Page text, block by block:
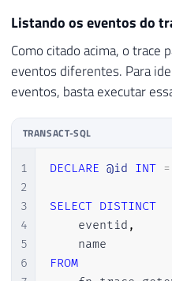
Listando os eventos do
Como citado acima, o trace
eventos diferentes. Para
eventos, basta executar
TRANSACT-SQL
1
2
3
4
5
6
DECLARE @id INT =
SELECT DISTINCT
    eventid
,
FROM